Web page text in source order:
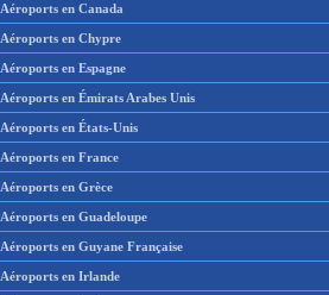
Aéroports en Canada
Aéroports en Chypre
Aéroports en Espagne
Aéroports en Émirats Arabes Unis
Aéroports en États-Unis
Aéroports en France
Aéroports en Grèce
Aéroports en Guadeloupe
Aéroports en Guyane Française
Aéroports en Irlande